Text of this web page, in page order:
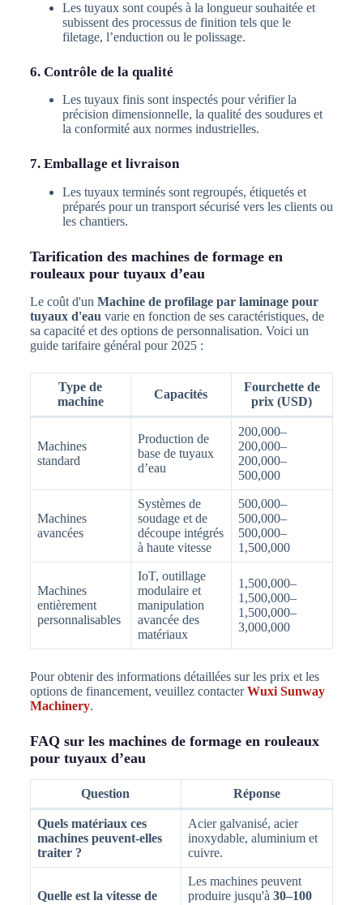
Les tuyaux sont coupés à la longueur souhaitée et
subissent des processus de finition tels que le
filetage, l’enduction ou le polissage.
6. Contrôle de la qualité
Les tuyaux finis sont inspectés pour vérifier la
précision dimensionnelle, la qualité des soudures et
la conformité aux normes industrielles.
7. Emballage et livraison
Les tuyaux terminés sont regroupés, étiquetés et
préparés pour un transport sécurisé vers les clients ou
les chantiers.
Tarification des machines de formage en
rouleaux pour tuyaux d’eau
Le coût d'un Machine de profilage par laminage pour
tuyaux d'eau varie en fonction de ses caractéristiques, de
sa capacité et des options de personnalisation. Voici un
guide tarifaire général pour 2025 :
Type de
machine
Capacités
Fourchette de
prix (USD)
Machines
standard
Production de
base de tuyaux
d’eau
200,000–
200,000–
200,000–
500,000
Machines
avancées
Systèmes de
soudage et de
découpe intégrés
à haute vitesse
500,000–
500,000–
500,000–
1,500,000
Machines
entièrement
personnalisables
IoT, outillage
modulaire et
manipulation
avancée des
matériaux
1,500,000–
1,500,000–
1,500,000–
3,000,000
Pour obtenir des informations détaillées sur les prix et les
options de financement, veuillez contacterWuxi Sunway
Machinery.
FAQ sur les machines de formage en rouleaux
pour tuyaux d’eau
Question Réponse
Quels matériaux ces
machines peuvent-elles
traiter ?
Acier galvanisé, acier
inoxydable, aluminium et
cuivre.
Quelle est la vitesse de
Les machines peuvent
produire jusqu'à 30–100